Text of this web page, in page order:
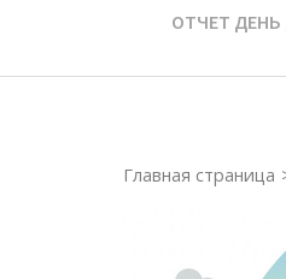
ОТЧЕТ
Главная страница